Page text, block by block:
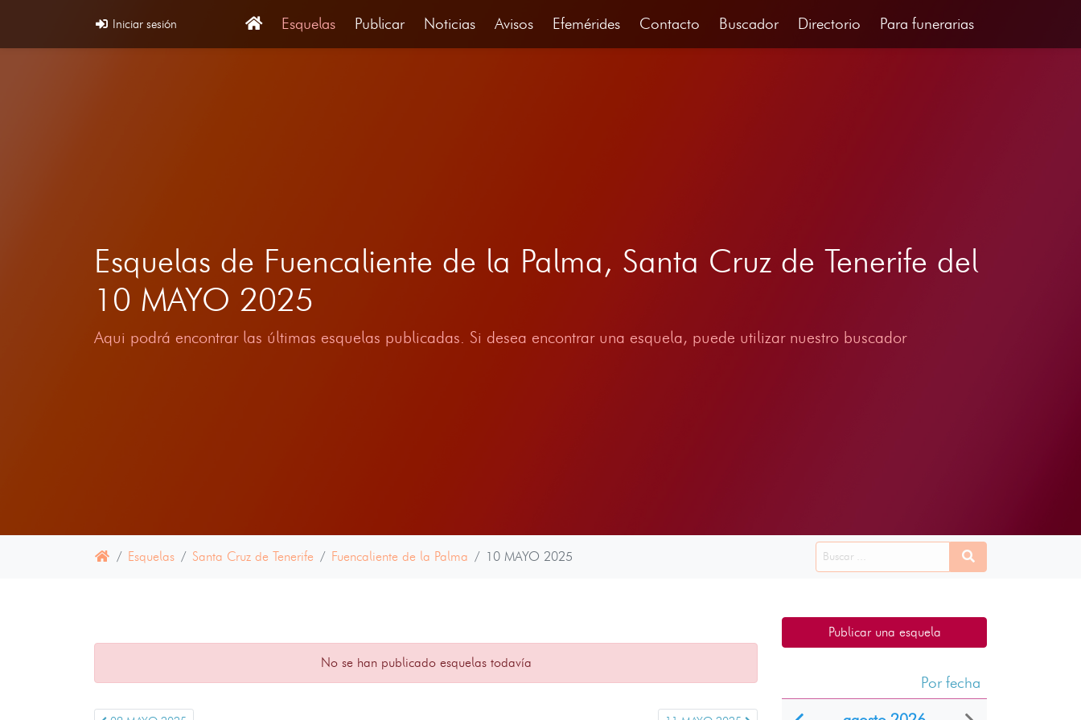
Iniciar sesión Esquelas Publicar Noticias Avisos Efemérides Contacto Buscador Directorio Para funerarias
Esquelas de Fuencaliente de la Palma, Santa Cruz de Tenerife del
10 MAYO 2025
Aqui podrá encontrar las últimas esquelas publicadas. Si desea encontrar una esquela, puede utilizar nuestro buscador
Esquelas Santa Cruz de Tenerife Fuencaliente de la Palma 10 MAYO 2025
No se han publicado esquelas todavía
Publicar una esquela
Por fecha